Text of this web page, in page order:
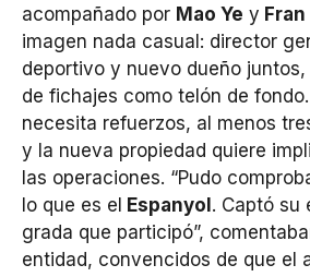
acompañado por Mao Ye y
imagen nada casual: director
deportivo y nuevo dueño
de fichajes como telón de
necesita refuerzos, al menos
y la nueva propiedad quiere
las operaciones. “Pudo
lo que es el Espanyol . Captó su
grada que participó”,
entidad, convencidos de que el